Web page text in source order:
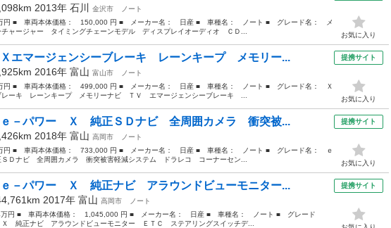
2013年 石川 金沢市
ノート
円 ■ 車両本体価格： 150,000 円 ■ メーカー名： 日産 ■ 車種名： ノート ■ グレード名： メ
ャージャー タイミングチェーンモデル ディスプレイオーディオ ＣＤ...
お気に入り
Ｘエマージェンシーブレーキ レーンキープ メモリー...
2016年 富山 富山市
ノート
円 ■ 車両本体価格： 499,000 円 ■ メーカー名： 日産 ■ 車種名： ノート ■ グレード名： Ｘ
レーキ レーンキープ メモリーナビ ＴＶ エマージェンシーブレーキ ...
提携サイト
お気に入り
ｅ－パワー Ｘ 純正ＳＤナビ 全周囲カメラ 衝突被...
2018年 富山 高岡市
ノート
円 ■ 車両本体価格： 733,000 円 ■ メーカー名： 日産 ■ 車種名： ノート ■ グレード名： ｅ
Ｄナビ 全周囲カメラ 衝突被害軽減システム ドラレコ コーナーセン...
提携サイト
お気に入り
ｅ－パワー Ｘ 純正ナビ アラウンドビューモニター...
2017年 富山 高岡市
ノート
円 ■ 車両本体価格： 1,045,000 円 ■ メーカー名： 日産 ■ 車種名： ノート ■ グレード
純正ナビ アラウンドビューモニター ＥＴＣ ステアリングスイッチデ...
提携サイト